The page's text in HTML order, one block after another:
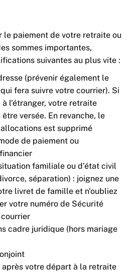
le paiement de votre retraite ou
sommes importantes,
suivantes au plus vite :
(prévenir également le
fera suivre votre courrier). Si
à l'étranger, votre retraite
versée. En revanche, le
est supprimé
de paiement ou
familiale ou d’état civil
séparation) : joignez une
livret de famille et n'oubliez
votre numéro de Sécurité
cadre juridique (hors mariage
après votre départ à la retraite